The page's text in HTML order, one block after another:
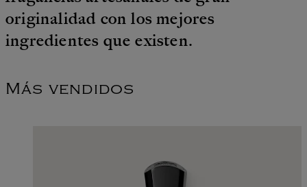
originalidad con los mejores
ingredientes que existen.
Más vendidos